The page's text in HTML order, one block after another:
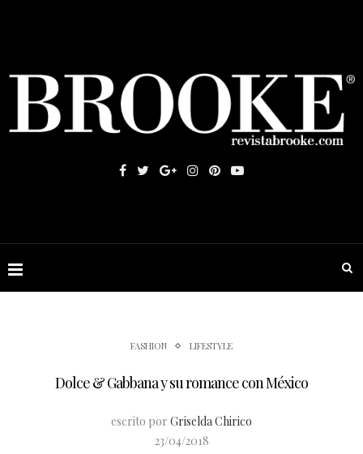
FASHION LIFESTYLE
Dolce & Gabbana y su romance con México
escrito por Griselda Chirico
23/04/2018